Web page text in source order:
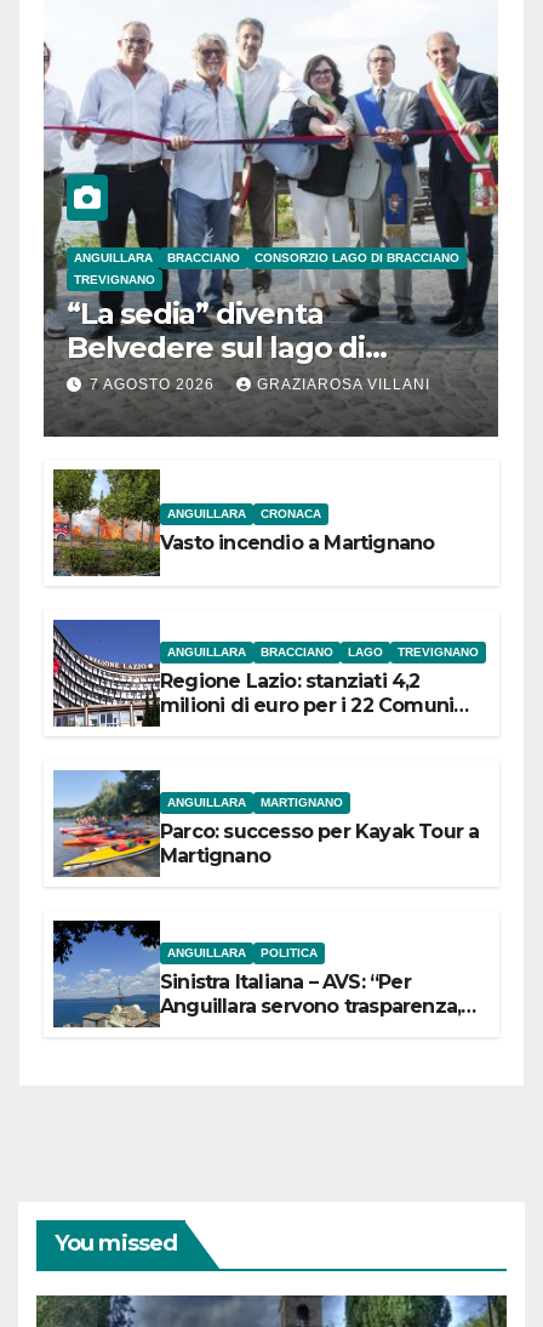
ANGUILLARA BRACCIANO
CONSORZIO LAGO DI BRACCIANO
TREVIGNANO
“La sedia” diventa
Belvedere sul lago di
Bracciano: ieri
l’inaugurazione
7 AGOSTO 2026 GRAZIAROSA VILLANI
ANGUILLARA CRONACA
Vasto incendio a Martignano
ANGUILLARA BRACCIANO LAGO TREVIGNANO
Regione Lazio: stanziati 4,2
milioni di euro per i 22 Comuni
ANGUILLARA MARTIGNANO
Parco: successo per Kayak Tour a
Martignano
ANGUILLARA POLITICA
Sinistra Italiana – AVS: “Per
Anguillara servono trasparenza,
You missed